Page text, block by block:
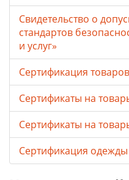
Свидетельство о
стандартов
и услуг»
Сертификация
Cертификаты на
Cертификаты на
Сертификация одежды